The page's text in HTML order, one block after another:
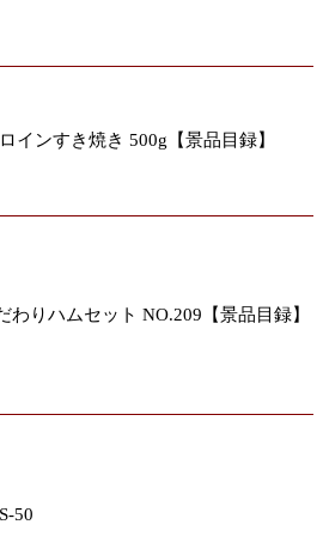
インすき焼き 500g【景品目録】
わりハムセット NO.209【景品目録】
50